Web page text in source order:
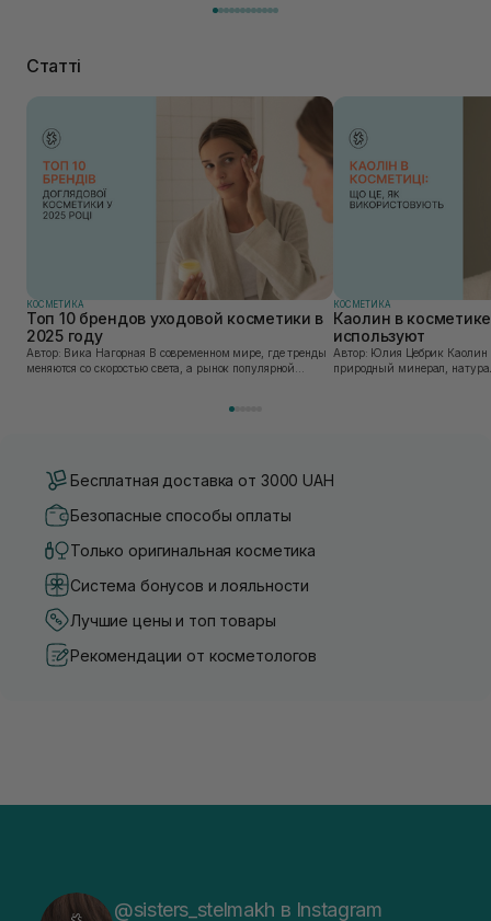
Статті
КОСМЕТИКА
Топ 10 брендов уходовой косметики в
2025 году
Автор: Вика Нагорная В современном мире, где тренды
меняются со скоростью света, а рынок популярной
КОСМЕТИКА
Каолин в
используют
Автор: Юлия Цебрик Каолин в косметологии – это
природный минерал,
Бесплатная доставка от 3000 UAH
Безопасные способы оплаты
Только оригинальная косметика
Система бонусов и лояльности
Лучшие цены и топ товары
Рекомендации от косметологов
@sisters_stelmakh в Instagram